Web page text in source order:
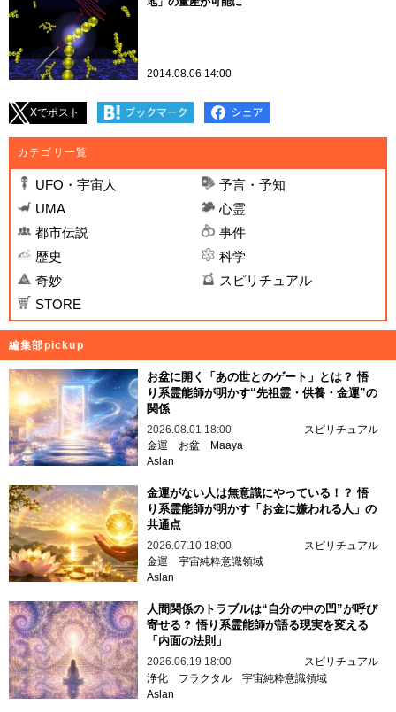
2014.08.06 14:00
Xでポスト
カテゴリ一覧
UFO・宇宙人
予言・予知
UMA
心霊
都市伝説
事件
歴史
科学
奇妙
スピリチュアル
STORE
編集部pickup
お盆に開く「あの世とのゲート」とは？ 悟
り系霊能師が明かす“先祖霊・供養・金運”の
関係
2026.08.01 18:00
スピリチュアル
金運
お盆
Maaya
Aslan
金運がない人は無意識にやっている！？ 悟
り系霊能師が明かす「お金に嫌われる人」の
共通点
2026.07.10 18:00
スピリチュアル
金運 宇宙純粋意識領域
Aslan
人間関係のトラブルは“自分の中の凹”が呼び
寄せる？ 悟り系霊能師が語る現実を変える
「内面の法則」
2026.06.19 18:00
スピリチュアル
浄化
フラクタル 宇宙純粋意識領域
Aslan